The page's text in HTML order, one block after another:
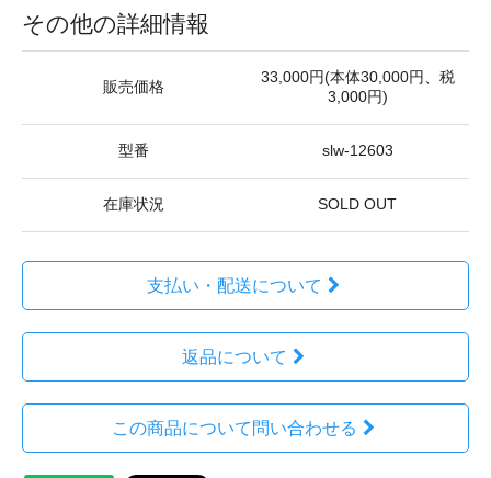
その他の詳細情報
販売価格
33,000円(本体30,000円、税
3,000円)
型番 slw-12603
在庫状況 SOLD OUT
支払い・配送について
返品について
この商品について問い合わせる